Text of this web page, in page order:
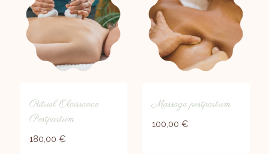
Rituel Olaissance
Postpartum
180,00 €
Massage postpartum
100,00 €